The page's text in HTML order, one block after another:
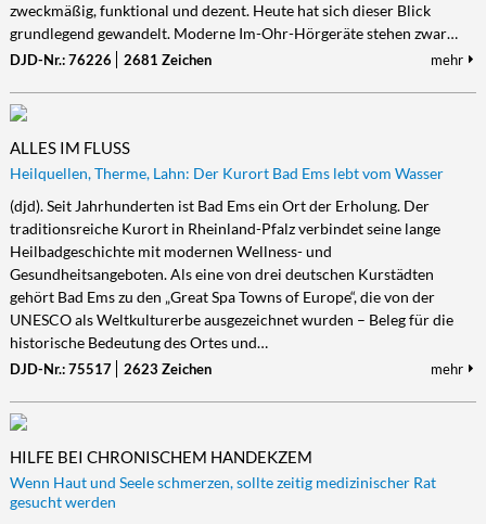
zweckmäßig, funktional und dezent. Heute hat sich dieser Blick
grundlegend gewandelt. Moderne Im-Ohr-Hörgeräte stehen zwar…
DJD-Nr.: 76226 2681 Zeichen mehr
ALLES IM FLUSS
Heilquellen, Therme, Lahn: Der Kurort Bad Ems lebt vom Wasser
(djd). Seit Jahrhunderten ist Bad Ems ein Ort der Erholung. Der
traditionsreiche Kurort in Rheinland-Pfalz verbindet seine lange
Heilbadgeschichte mit modernen Wellness- und
Gesundheitsangeboten. Als eine von drei deutschen Kurstädten
gehört Bad Ems zu den „Great Spa Towns of Europe“, die von der
UNESCO als Weltkulturerbe ausgezeichnet wurden – Beleg für die
historische Bedeutung des Ortes und…
DJD-Nr.: 75517 2623 Zeichen mehr
HILFE BEI CHRONISCHEM HANDEKZEM
Wenn Haut und Seele schmerzen, sollte zeitig medizinischer Rat
gesucht werden